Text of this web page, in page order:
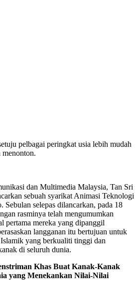
pelbagai peringkat usia lebih mudah
menonton.
dan Multimedia Malaysia, Tan Sri
sebuah syarikat Animasi Teknologi
Sebulan selepas dilancarkan, pada 18
rasminya telah mengumumkan
pertama mereka yang dipanggil
langganan itu bertujuan untuk
yang berkualiti tinggi dan
di seluruh dunia.
Khas Buat Kanak-Kanak
yang Menekankan Nilai-Nilai